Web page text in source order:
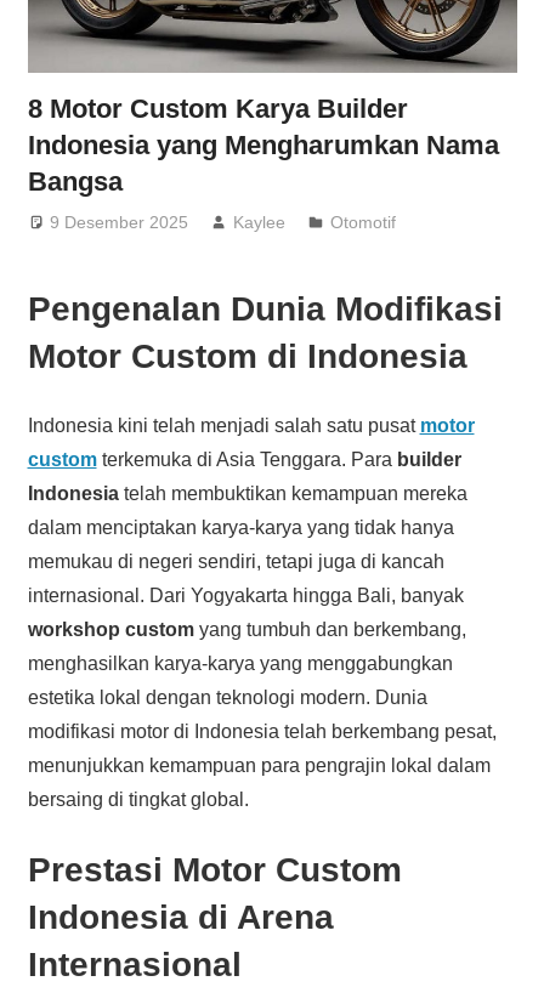
8 Motor Custom Karya Builder
Indonesia yang Mengharumkan Nama
Bangsa
9 Desember 2025 Kaylee Otomotif
Pengenalan Dunia Modifikasi
Motor Custom di Indonesia
Indonesia kini telah menjadi salah satu pusat motor
customterkemuka di Asia Tenggara. Para builder
Indonesiatelah membuktikan kemampuan mereka
dalam menciptakan karya-karya yang tidak hanya
memukau di negeri sendiri, tetapi juga di kancah
internasional. Dari Yogyakarta hingga Bali, banyak
workshop customyang tumbuh dan berkembang,
menghasilkan karya-karya yang menggabungkan
estetika lokal dengan teknologi modern. Dunia
modifikasi motor di Indonesia telah berkembang pesat,
menunjukkan kemampuan para pengrajin lokal dalam
bersaing di tingkat global.
Prestasi Motor Custom
Indonesia di Arena
Internasional